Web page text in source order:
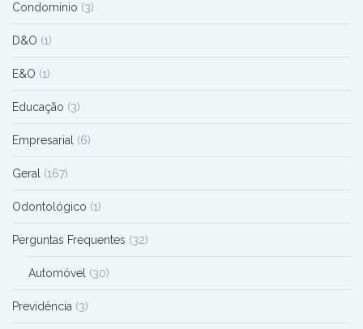
Condomínio (3)
D&O (1)
E&O (1)
Educação (3)
Empresarial (6)
Geral (167)
Odontológico (1)
Perguntas Frequentes (32)
Automóvel (30)
Previdência (3)